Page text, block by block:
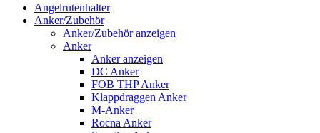
Angelrutenhalter
Anker/Zubehör
Anker/Zubehör anzeigen
Anker
Anker anzeigen
DC Anker
FOB THP Anker
Klappdraggen Anker
M-Anker
Rocna Anker